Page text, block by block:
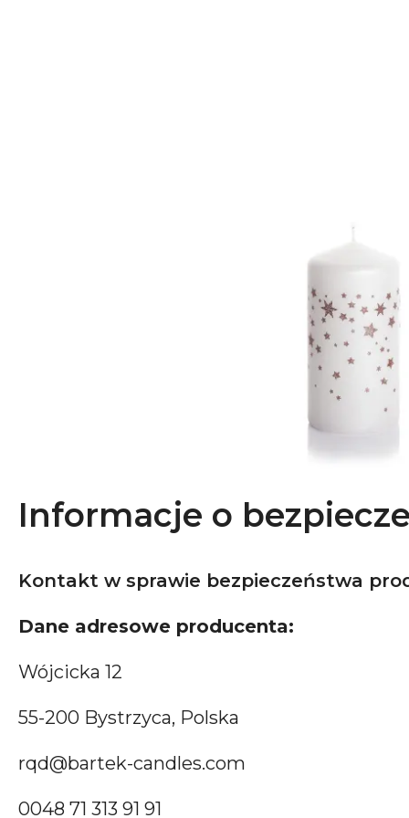
Informacje o
Kontakt w sprawie bezpieczeństwa
Dane adresowe producenta:
Wójcicka 12
55-200 Bystrzyca, Polska
rqd@bartek-candles.com
0048 71 313 91 91